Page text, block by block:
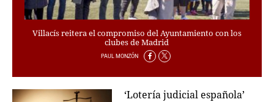
OFERTAS
CLUB PD
ENLACES
EDICIONES
Villacís reitera el compromiso del Ayuntamiento con los
clubes de Madrid
PAUL MONZÓN
‘Lotería judicial española’